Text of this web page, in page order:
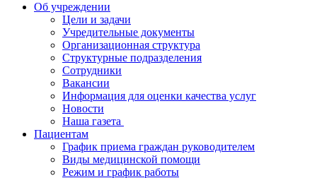
Об учреждении
Цели и задачи
Учредительные документы
Организационная структура
Структурные подразделения
Сотрудники
Вакансии
Информация для оценки качества услуг
Новости
​​Наша газета
Пациентам
График приема граждан руководителем
Виды медицинской помощи
Режим и график работы